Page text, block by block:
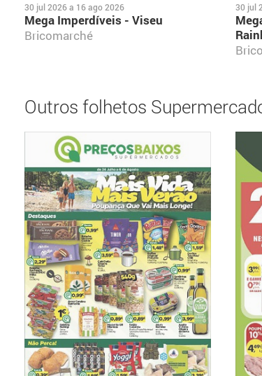
30 jul 2026 a 16 ago 2026
Mega Imperdíveis - Viseu
Bricomarché
30 jul
Outros folhetos